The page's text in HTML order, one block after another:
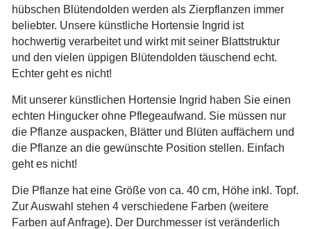
hübschen Blütendolden werden als Zierpflanzen immer
beliebter. Unsere künstliche Hortensie Ingrid ist
hochwertig verarbeitet und wirkt mit seiner Blattstruktur
und den vielen üppigen Blütendolden täuschend echt.
Echter geht es nicht!
Mit unserer künstlichen Hortensie Ingrid haben Sie einen
echten Hingucker ohne Pflegeaufwand. Sie müssen nur
die Pflanze auspacken, Blätter und Blüten auffächern und
die Pflanze an die gewünschte Position stellen. Einfach
geht es nicht!
Die Pflanze hat eine Größe von ca. 40 cm, Höhe inkl. Topf.
Zur Auswahl stehen 4 verschiedene Farben (weitere
Farben auf Anfrage). Der Durchmesser ist veränderlich